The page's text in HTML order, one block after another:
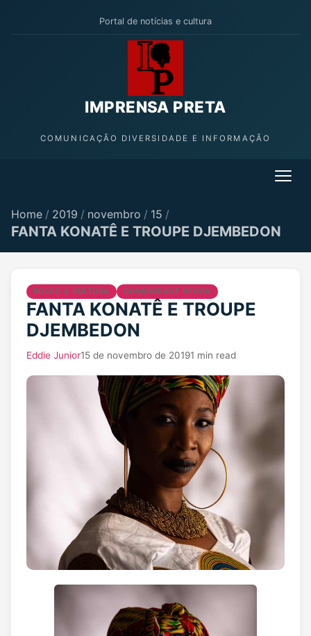
Portal de notícias e cultura
IMPRENSA PRETA
COMUNICAÇÃO DIVERSIDADE E INFORMAÇÃO
Home / 2019 / novembro / 15 /
FANTA KONATÊ E TROUPE DJEMBEDON
BOLSO & CULTURA COMUNIDADE NEGRA
FANTA KONATÊ E TROUPE
DJEMBEDON
Eddie Junior15 de novembro de 20191 min read